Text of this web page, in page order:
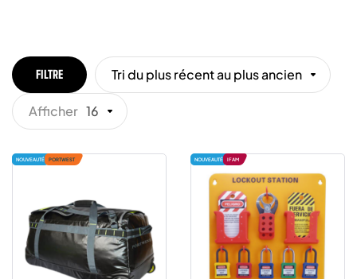
FILTRE Tri du plus récent au plus ancien
Afficher 16
NOUVEAUTÉ PORTWEST NOUVEAUTÉ IFAM